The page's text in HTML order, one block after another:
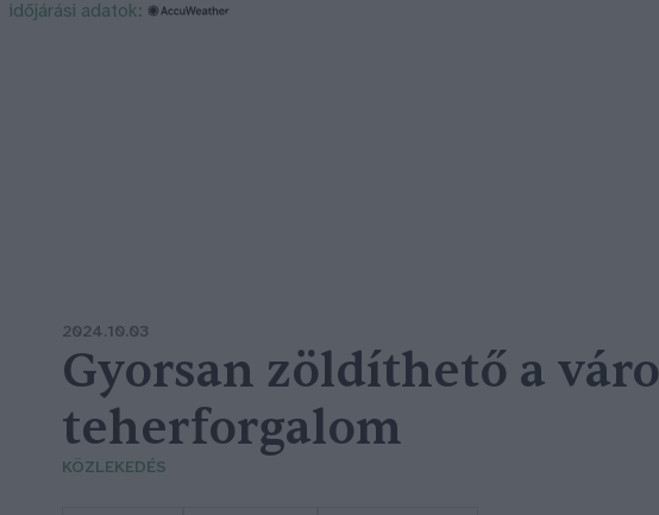
időjárási adatok:
2024.10.03
Gyorsan zöldíthető a
teherforgalom
KÖZLEKEDÉS